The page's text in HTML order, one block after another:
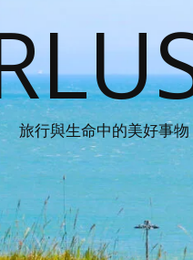
旅行與生命中的美好事物